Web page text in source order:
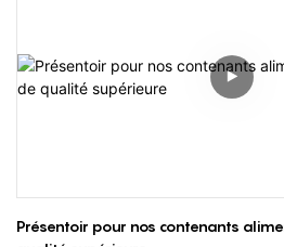
Présentoir pour nos contenants